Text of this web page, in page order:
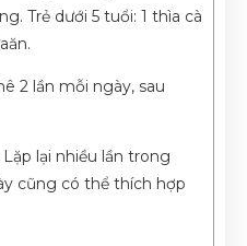
Trẻ dưới 5 tuổi: 1 thìa cà
2 lần mỗi ngày, sau
lại nhiều lần trong
cũng có thể thích hợp